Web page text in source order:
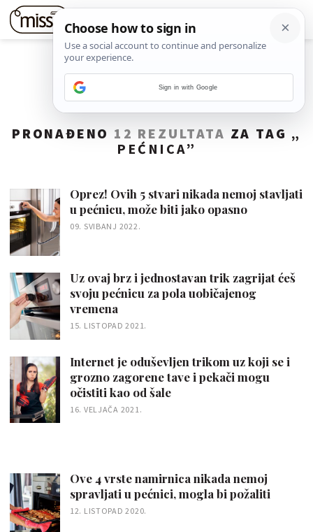
PRONAĐENO 12 REZULTATA ZA TAG „
PEĆNICA”
Oprez! Ovih 5 stvari nikada nemoj stavljati
u pećnicu, može biti jako opasno
09. SVIBANJ 2022.
Uz ovaj brz i jednostavan trik zagrijat ćeš
svoju pećnicu za pola uobičajenog
vremena
15. LISTOPAD 2021.
Internet je oduševljen trikom uz koji se i
grozno zagorene tave i pekači mogu
očistiti kao od šale
16. VELJAČA 2021.
Ove 4 vrste namirnica nikada nemoj
spravljati u pećnici, mogla bi požaliti
12. LISTOPAD 2020.
Sign in with Google